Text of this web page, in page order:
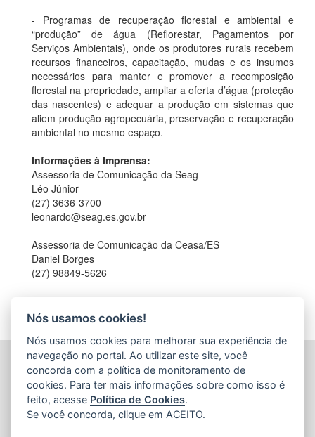
- Programas de recuperação florestal e ambiental e
“produção” de água (Reflorestar, Pagamentos por
Serviços Ambientais), onde os produtores rurais recebem
recursos financeiros, capacitação, mudas e os insumos
necessários para manter e promover a recomposição
florestal na propriedade, ampliar a oferta d’água (proteção
das nascentes) e adequar a produção em sistemas que
aliem produção agropecuária, preservação e recuperação
ambiental no mesmo espaço.
Informações à Imprensa:
Assessoria de Comunicação da Seag
Léo Júnior
(27) 3636-3700
leonardo@seag.es.gov.br
Assessoria de Comunicação da Ceasa/ES
Daniel Borges
(27) 98849-5626
CENTRAIS DE ABASTECIMENTO DO ESPÍRITO SANTO
S.A. (CEASA-ES)
Avenida Mario Gurgel, nº 5468 - Vila Capixaba
CEP: 29148906 - Cariacica / ES
Tel.: 27 3336-1603
Nós usamos cookies!
Nós usamos cookies para melhorar sua experiência de
navegação no portal. Ao utilizar este site, você
concorda com a política de monitoramento de
cookies. Para ter mais informações sobre como isso é
feito, acesse Política de Cookies.
Se você concorda, clique em ACEITO.